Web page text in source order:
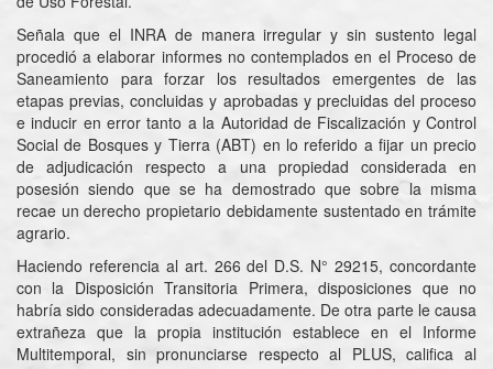
Señala que el INRA de manera irregular y sin sustento legal
procedió a elaborar informes no contemplados en el Proceso de
Saneamiento para forzar los resultados emergentes de las
etapas previas, concluidas y aprobadas y precluidas del proceso
e inducir en error tanto a la Autoridad de Fiscalización y Control
Social de Bosques y Tierra (ABT) en lo referido a fijar un precio
de adjudicación respecto a una propiedad considerada en
posesión siendo que se ha demostrado que sobre la misma
recae un derecho propietario debidamente sustentado en trámite
agrario.
Haciendo referencia al art. 266 del D.S. N° 29215, concordante
con la Disposición Transitoria Primera, disposiciones que no
habría sido consideradas adecuadamente. De otra parte le causa
extrañeza que la propia institución establece en el Informe
Multitemporal, sin pronunciarse respecto al PLUS, califica al